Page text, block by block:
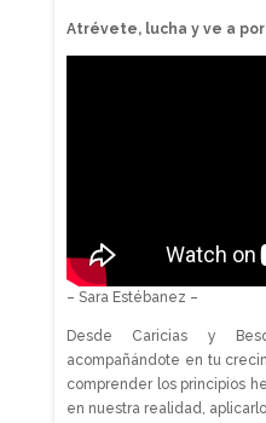
Atrévete, lucha y ve a
– Sara Estébanez –
Desde Caricias y
acompañándote en tu
comprender los principios
en nuestra realidad,